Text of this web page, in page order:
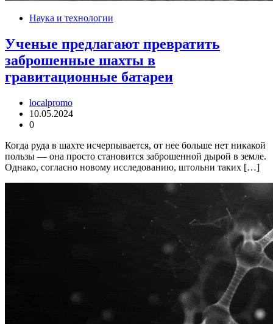
Наука и технологии
Ученые предлагают превратить
заброшенные шахты в
гравитационные батареи
localpromo
10.05.2024
0
Когда руда в шахте исчерпывается, от нее больше нет никакой
пользы — она просто становится заброшенной дырой в земле.
Однако, согласно новому исследованию, штольни таких […]